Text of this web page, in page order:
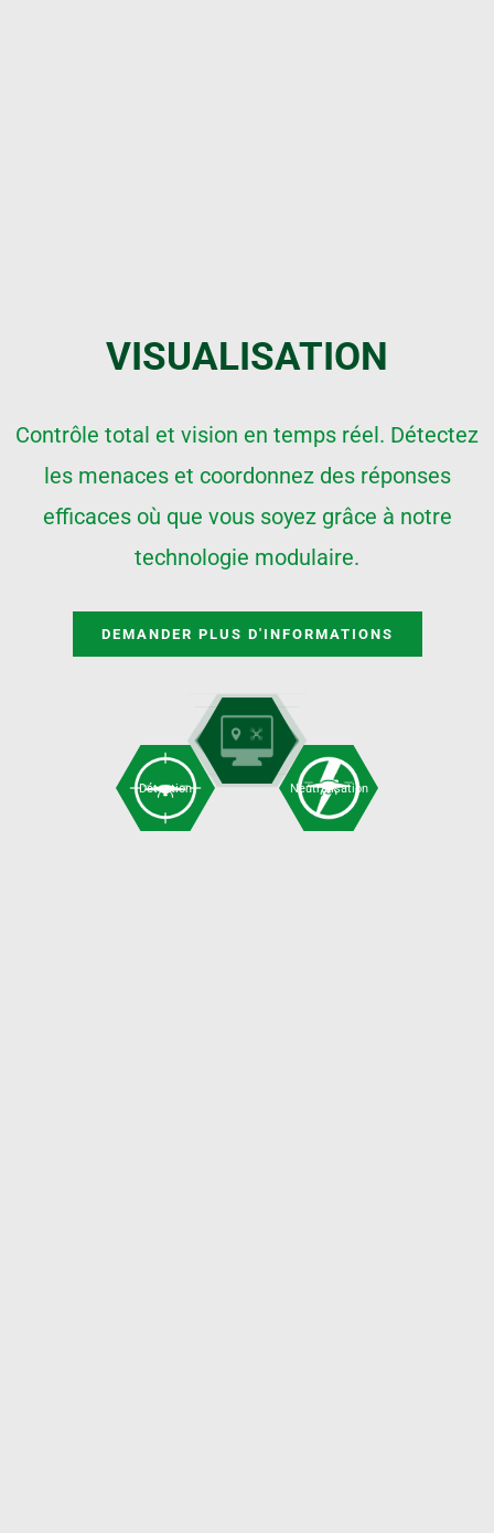
VISUALISATION
Contrôle total et vision en temps réel. Détectez
les menaces et coordonnez des réponses
efficaces où que vous soyez grâce à notre
technologie modulaire.
DEMANDER PLUS D'INFORMATIONS
Détection Neutralisation